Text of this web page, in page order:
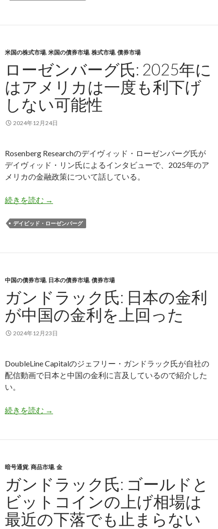
米国の株式市場, 米国の債券市場, 株式市場, 債券市場
ローゼンバーグ氏: 2025年に
はアメリカは一度も利下げ
しない可能性
2024年12月24日
Rosenberg Researchのデイヴィッド・ローゼンバーグ氏が
デイヴィッド・リン氏によるインタビューで、2025年のア
メリカの金融政策について話している。
続きを読む ローゼンバーグ氏: 2025年にはアメリカは一度も
→
デイビッド・ローゼンバーグ
中国の債券市場, 日本の債券市場, 債券市場
ガンドラック氏: 日本の金利
が中国の金利を上回った
2024年12月23日
DoubleLine Capitalのジェフリー・ガンドラック氏が自社の
配信動画で日本と中国の金利に言及しているので紹介した
い。
続きを読む ガンドラック氏: 日本の金利が中国の金利を上回
→
暗号通貨, 商品市場, 金
ガンドラック氏: ゴールドと
ビットコインの上げ相場は
最近の下落でも止まらない